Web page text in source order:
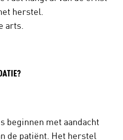
herstel.
arts.
beginnen met aandacht
de patiënt. Het herstel